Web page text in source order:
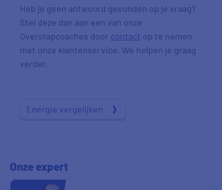
Heb je geen antwoord gevonden op je vraag?
Stel deze dan aan een van onze
Overstapcoaches door contact op te nemen
met onze klantenservice. We helpen je graag
verder.
Energie vergelijken
Onze expert